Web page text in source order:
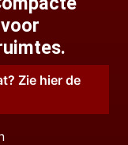
Zie hier de